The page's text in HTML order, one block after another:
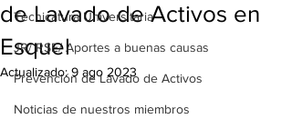
Tecnicatura Universitaria
JR/ RSE/ Aportes a buenas causas
Prevención de Lavado de Activos
Noticias de nuestros miembros
de Lavado de Activos en
Esquel
Actualizado:9 ago 2023